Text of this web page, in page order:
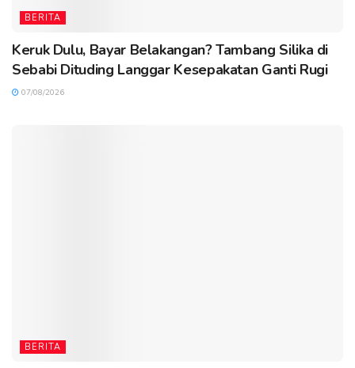
BERITA
Keruk Dulu, Bayar Belakangan? Tambang Silika di
Sebabi Dituding Langgar Kesepakatan Ganti Rugi
07/08/2026
BERITA